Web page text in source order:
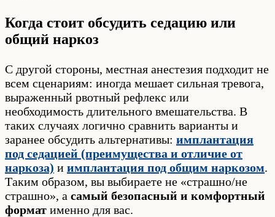
Когда стоит обсудить седацию или
общий наркоз
С другой стороны, местная анестезия подходит не
всем сценариям: иногда мешает сильная тревога,
выраженный рвотный рефлекс или
необходимость длительного вмешательства. В
таких случаях логично сравнить варианты и
заранее обсудить альтернативы: имплантация
под седацией (преимущества и отличие от
наркоза) и имплантация под общим наркозом.
Таким образом, вы выбираете не «страшно/не
страшно», а самый безопасный и комфортный
формат именно для вас.